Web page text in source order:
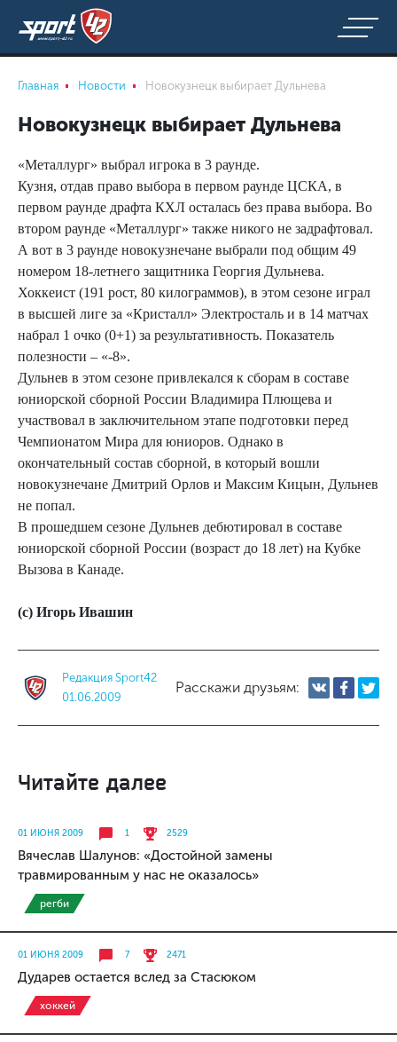
Главная Новости Новокузнецк выбирает Дульнева
Новокузнецк выбирает Дульнева
«Металлург» выбрал игрока в 3 раунде.
Кузня, отдав право выбора в первом раунде ЦСКА, в
первом раунде драфта КХЛ осталась без права выбора. Во
втором раунде «Металлург» также никого не задрафтовал.
А вот в 3 раунде новокузнечане выбрали под общим 49
номером 18-летнего защитника Георгия Дульнева.
Хоккеист (191 рост, 80 килограммов), в этом сезоне играл
в высшей лиге за «Кристалл» Электросталь и в 14 матчах
набрал 1 очко (0+1) за результативность. Показатель
полезности – «-8».
Дульнев в этом сезоне привлекался к сборам в составе
юниорской сборной России Владимира Плющева и
участвовал в заключительном этапе подготовки перед
Чемпионатом Мира для юниоров. Однако в
окончательный состав сборной, в который вошли
новокузнечане Дмитрий Орлов и Максим Кицын, Дульнев
не попал.
В прошедшем сезоне Дульнев дебютировал в составе
юниорской сборной России (возраст до 18 лет) на Кубке
Вызова в Канаде.
(с) Игорь Ивашин
Редакция Sport42
01.06.2009
Расскажи друзьям:
Читайте далее
01 ИЮНЯ 2009 1 2529
Вячеслав Шалунов: «Достойной замены
травмированным у нас не оказалось»
регби
01 ИЮНЯ 2009 7 2471
Дударев остается вслед за Стасюком
хоккей